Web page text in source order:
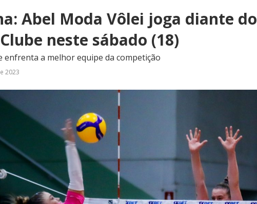
Abel Moda Vôlei joga diante do
neste sábado (18)
enfrenta a melhor equipe da competição
2023